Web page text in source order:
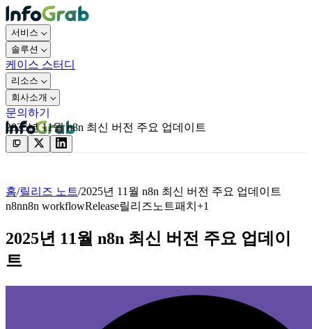
서비스
솔루션
케이스 스터디
리소스
회사소개
문의하기
문의하기
2025년 11월 n8n 최신 버전 주요 업데이트
홈/릴리즈 노트/2025년 11월 n8n 최신 버전 주요 업데이트
n8nn8n workflowRelease릴리즈노트패치 +1
2025년 11월 n8n 최신 버전 주요 업데이
트